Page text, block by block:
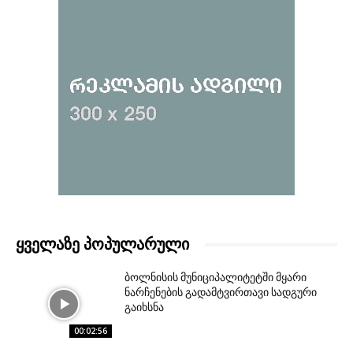
ᲧᲕᲔᲚᲐᲖᲔ ᲞᲝᲞᲣᲚᲐᲠᲣᲚᲘ
00:02:56
ბოლნისის მუნიციპალიტეტში მყარი
ნარჩენების გადამტვირთავი სადგური
გაიხსნა